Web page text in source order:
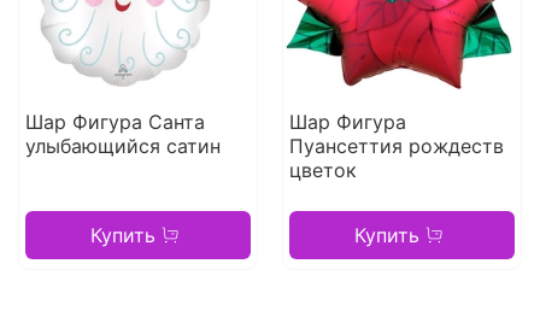
Шар Фигура Санта
улыбающийся сатин
Купить
Шар Фигура
Пуансеттия рождеств
цветок
Купить